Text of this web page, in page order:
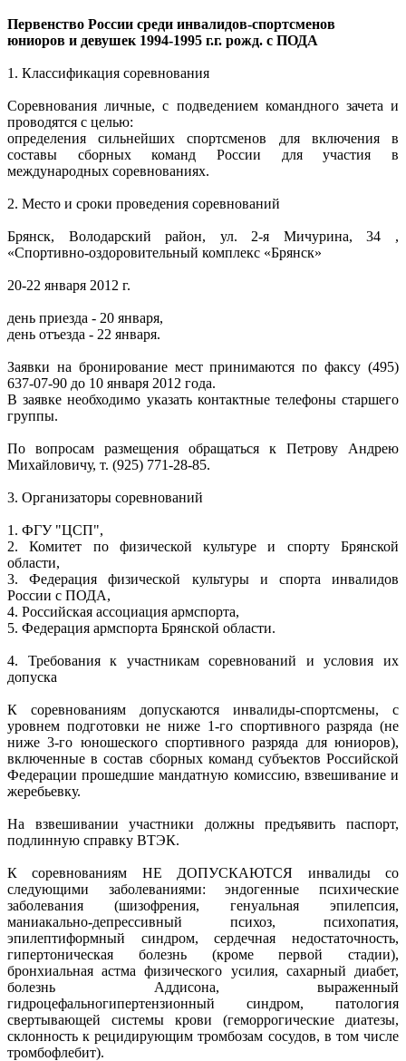
Первенство России среди инвалидов-спортсменов
юниоров и девушек 1994-1995 г.г. рожд. с ПОДА
1. Классификация соревнования
Соревнования личные, с подведением командного зачета и
проводятся с целью:
определения сильнейших спортсменов для включения в
составы сборных команд России для участия в
международных соревнованиях.
2. Место и сроки проведения соревнований
Брянск, Володарский район, ул. 2-я Мичурина, 34 ,
«Спортивно-оздоровительный комплекс «Брянск»
20-22 января 2012 г.
день приезда - 20 января,
день отъезда - 22 января.
Заявки на бронирование мест принимаются по факсу (495)
637-07-90 до 10 января 2012 года.
В заявке необходимо указать контактные телефоны старшего
группы.
По вопросам размещения обращаться к Петрову Андрею
Михайловичу, т. (925) 771-28-85.
3. Организаторы соревнований
1. ФГУ "ЦСП",
2. Комитет по физической культуре и спорту Брянской
области,
3. Федерация физической культуры и спорта инвалидов
России с ПОДА,
4. Российская ассоциация армспорта,
5. Федерация армспорта Брянской области.
4. Требования к участникам соревнований и условия их
допуска
К соревнованиям допускаются инвалиды-спортсмены, с
уровнем подготовки не ниже 1-го спортивного разряда (не
ниже 3-го юношеского спортивного разряда для юниоров),
включенные в состав сборных команд субъектов Российской
Федерации прошедшие мандатную комиссию, взвешивание и
жеребьевку.
На взвешивании участники должны предъявить паспорт,
подлинную справку ВТЭК.
К соревнованиям НЕ ДОПУСКАЮТСЯ инвалиды со
следующими заболеваниями: эндогенные психические
заболевания (шизофрения, генуальная эпилепсия,
маниакально-депрессивный психоз, психопатия,
эпилептиформный синдром, сердечная недостаточность,
гипертоническая болезнь (кроме первой стадии),
бронхиальная астма физического усилия, сахарный диабет,
болезнь Аддисона, выраженный
гидроцефальногипертензионный синдром, патология
свертывающей системы крови (геморрогические диатезы,
склонность к рецидирующим тромбозам сосудов, в том числе
тромбофлебит).